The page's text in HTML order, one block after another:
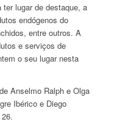
lugar de destaque, a
endógenos do
entre outros. A
e serviços de
o seu lugar nesta
Anselmo Ralph e Olga
Ibérico e Diego